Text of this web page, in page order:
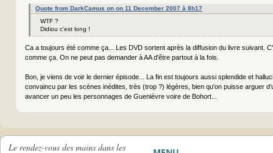
Quote from DarkCamus on on 11 December 2007 à 8h17
WTF ?
Didiou c'est long !
Ca a toujours été comme ça... Les DVD sortent après la diffusion du livre suivant.
comme ça. On ne peut pas demander à AA d'être partout à la fois.
Bon, je viens de voir le dernier épisode... La fin est toujours aussi splendide et
convaincu par les scènes inédites, très (trop ?) légères, bien qu'on puisse arguer
avancer un peu les personnages de Guenièvre voire de Bohort...
Le rendez-vous des mains dans les